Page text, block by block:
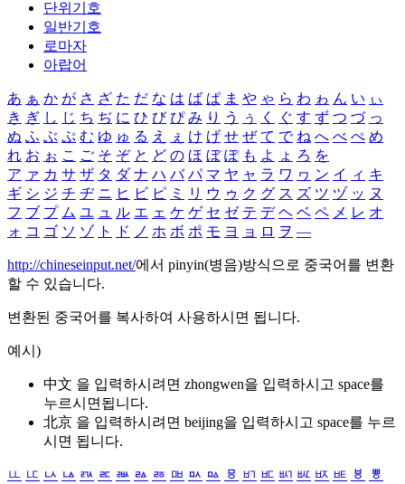
단위기호
일반기호
로마자
아랍어
あ ぁ か が さ ざ た だ な は ば ぱ ま や ゃ ら わ ゎ ん い ぃ
き ぎ し じ ち ぢ に ひ び ぴ み り う ぅ く ぐ す ず つ づ っ
ぬ ふ ぶ ぷ む ゆ ゅ る え ぇ け げ せ ぜ て で ね へ べ ぺ め
れ お ぉ こ ご そ ぞ と ど の ほ ぼ ぽ も よ ょ ろ を
ア ァ カ サ ザ タ ダ ナ ハ バ パ マ ヤ ャ ラ ワ ヮ ン イ ィ キ
ギ シ ジ チ ヂ ニ ヒ ビ ピ ミ リ ウ ゥ ク グ ス ズ ツ ヅ ッ ヌ
フ ブ プ ム ユ ュ ル エ ェ ケ ゲ セ ゼ テ デ ヘ ベ ペ メ レ オ
ォ コ ゴ ソ ゾ ト ド ノ ホ ボ ポ モ ヨ ョ ロ ヲ ―
http://chineseinput.net/에서 pinyin(병음)방식으로 중국어를 변환
할 수 있습니다.
변환된 중국어를 복사하여 사용하시면 됩니다.
예시)
中文 을 입력하시려면 zhongwen을 입력하시고 space를
누르시면됩니다.
北京 을 입력하시려면 beijing을 입력하시고 space를 누르
시면 됩니다.
ㅥ ㅦ ㅧ ㅨ ㅩ ㅪ ㅫ ㅬ ㅭ ㅮ ㅯ ㅰ ㅱ ㅲ ㅳ ㅴ ㅵ ㅶ ㅷ ㅸ
ㅹ